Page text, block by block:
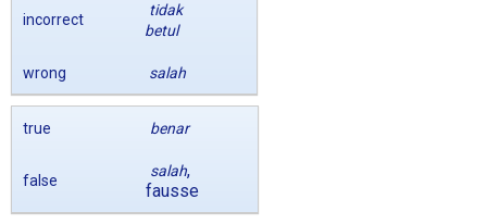
incorrect
tidak
betul
wrong salah
true benar
false
salah,
fausse